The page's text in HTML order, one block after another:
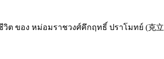
วิต ของ หม่อมราชวงศ์คึกฤทธิ์ ปราโมทย์ (克立